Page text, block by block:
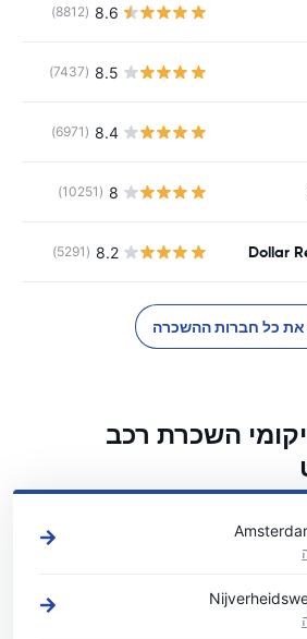
8.6
(8812)
8.5
(7437)
8.4
(6971)
8
(10251)
Dollar
8.2
(5291)
את כל חברות ההשכרה
השכרת רכב
העיקריים שלנו באמרספוט